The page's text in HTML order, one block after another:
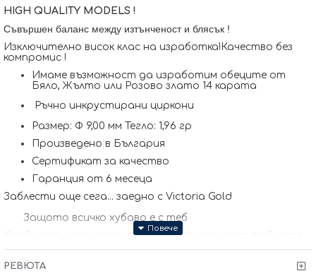
HIGH QUALITY MODELS !
Съвършен баланс между изтънченост и блясък !
Изключително висок клас на изработка!Качество без
компромис !
Имаме възможност да изработим обеците от
Бяло, Жълто или Розово злато 14 карата
Ръчно инкрустирани циркони
Размер: Ф 9,00 мм Тегло: 1,96 гр
Произведено в България
Сертификат за качество
Гаранция от 6 месеца
Заблести още сега... заедно с Victoria Gold
Защото всичко хубаво е с теб
Kрайната цена и теглото може да варират тъй като
свържем с Вас, за да уточним всички характеристики и
РЕВЮТА